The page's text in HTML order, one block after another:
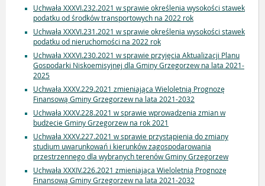
Uchwała XXXVI.232.2021 w sprawie określenia wysokości stawek
podatku od środków transportowych na 2022 rok
Uchwała XXXVI.231.2021 w sprawie określenia wysokości stawek
podatku od nieruchomości na 2022 rok
Uchwała XXXVI.230.2021 w sprawie przyjęcia Aktualizacji Planu
Gospodarki Niskoemisyjnej dla Gminy Grzegorzew na lata 2021-
2025
Uchwała XXXV.229.2021 zmieniająca Wieloletnią Prognozę
Finansową Gminy Grzegorzew na lata 2021-2032
Uchwała XXXV.228.2021 w sprawie wprowadzenia zmian w
budżecie Gminy Grzegorzew na rok 2021
Uchwała XXXV.227.2021 w sprawie przystąpienia do zmiany
studium uwarunkowań i kierunków zagospodarowania
przestrzennego dla wybranych terenów Gminy Grzegorzew
Uchwała XXXIV.226.2021 zmieniająca Wieloletnią Prognozę
Finansową Gminy Grzegorzew na lata 2021-2032